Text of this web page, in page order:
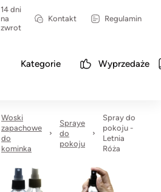
14 dni
na
zwrot
Kontakt Regulamin
Kategorie Wyprzedaże
Woski
zapachowe
do
kominka
Spraye
do
pokoju
Spray do
pokoju -
Letnia
Róża